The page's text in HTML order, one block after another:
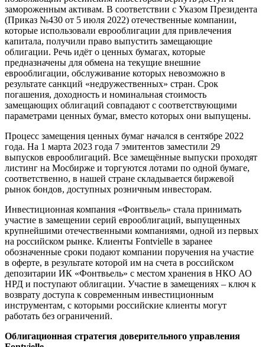
замороженным активам. В соответствии с Указом Президента
(Приказ №430 от 5 июля 2022) отечественные компании,
которые использовали еврооблигации для привлечения
капитала, получили право выпустить замещающие
облигации. Речь идёт о ценных бумагах, которые
предназначены для обмена на текущие внешние
еврооблигации, обслуживание которых невозможно в
результате санкций «недружественных» стран. Срок
погашения, доходность и номинальная стоимость
замещающих облигаций совпадают с соответствующими
параметрами ценных бумаг, вместо которых они выпущены.
Процесс замещения ценных бумаг начался в сентябре 2022
года. На 1 марта 2023 года 7 эмитентов заместили 29
выпусков еврооблигаций. Все замещённые выпуски проходят
листинг на Мосбирже и торгуются лотами по одной бумаге,
соответственно, в нашей стране складывается биржевой
рынок бондов, доступных розничным инвесторам.
Инвестиционная компания «Фонтвьель» стала принимать
участие в замещении серий еврооблигаций, выпущенных
крупнейшими отечественными компаниями, одной из первых
на российском рынке. Клиенты Fontvielle в заранее
обозначенные сроки подают компании поручения на участие
в оферте, в результате которой им на счета в российском
депозитарии ИК «Фонтвьель» с местом хранения в НКО АО
НРД и поступают облигации. Участие в замещениях – ключ к
возврату доступа к современным инвестиционным
инструментам, с которыми российские клиенты могут
работать без ограничений.
Облигационная стратегия доверительного управления